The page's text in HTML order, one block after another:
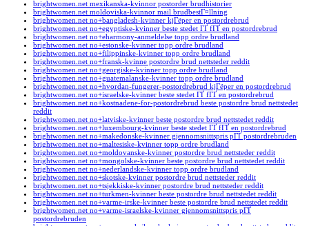
brightwomen.net mexikanska-kvinnor postorder brudhistorier
brightwomen.net moldoviska-kvinnor mail brudbestГ¤llning
brightwomen.net no+bangladesh-kvinner kjГёper en postordrebrud
brightwomen.net no+egyptiske-kvinner beste stedet ГҐ fГҐ en postordrebrud
brightwomen.net no+eharmony-anmeldelse topp ordre brudland
brightwomen.net no+estonske-kvinner topp ordre brudland
brightwomen.net no+filippinske-kvinner topp ordre brudland
brightwomen.net no+fransk-kvinne postordre brud nettsteder reddit
brightwomen.net no+georgiske-kvinner topp ordre brudland
brightwomen.net no+guatemalanske-kvinner topp ordre brudland
brightwomen.net no+hvordan-fungerer-postordrebrud kjГёper en postordrebrud
brightwomen.net no+israelske-kvinner beste stedet ГҐ fГҐ en postordrebrud
brightwomen.net no+kostnadene-for-postordrebrud beste postordre brud nettstedet
reddit
brightwomen.net no+latviske-kvinner beste postordre brud nettstedet reddit
brightwomen.net no+luxembourg-kvinner beste stedet ГҐ fГҐ en postordrebrud
brightwomen.net no+makedonske-kvinner gjennomsnittspris pГҐ postordrebruden
brightwomen.net no+maltesiske-kvinner topp ordre brudland
brightwomen.net no+moldovanske-kvinner postordre brud nettsteder reddit
brightwomen.net no+mongolske-kvinner beste postordre brud nettstedet reddit
brightwomen.net no+nederlandske-kvinner topp ordre brudland
brightwomen.net no+skotske-kvinner postordre brud nettsteder reddit
brightwomen.net no+tsjekkiske-kvinner postordre brud nettsteder reddit
brightwomen.net no+turkmen-kvinner beste postordre brud nettstedet reddit
brightwomen.net no+varme-irske-kvinner beste postordre brud nettstedet reddit
brightwomen.net no+varme-israelske-kvinner gjennomsnittspris pГҐ
postordrebruden